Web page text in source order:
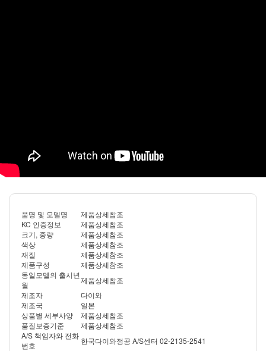
품명 및 모델명
제품상세참조
KC 인증정보
제품상세참조
크기, 중량
제품상세참조
색상
제품상세참조
재질
제품상세참조
제품구성
제품상세참조
동일모델의 출시년
월
제품상세참조
제조자
다이와
제조국
일본
상품별 세부사양
제품상세참조
품질보증기준
제품상세참조
A/S 책임자와 전화
번호
한국다이와정공 A/S센터 02-2135-2541